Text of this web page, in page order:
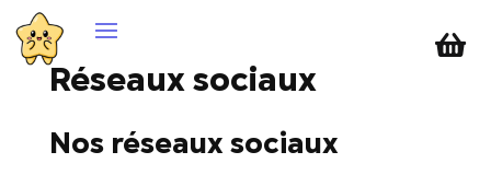

Réseaux sociaux
Nos réseaux sociaux